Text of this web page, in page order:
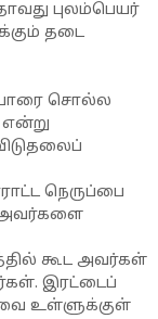
புலம்பெயர்
தடை
சொல்ல
என்று
நெருப்பை
அவர்களை
கூட அவர்கள்
இரட்டைப்
உள்ளுக்குள்